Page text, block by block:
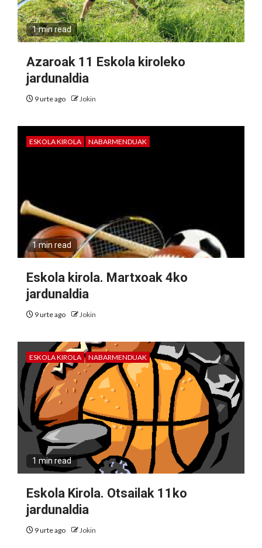
1 min read
Azaroak 11 Eskola kiroleko
jardunaldia
9 urte ago Jokin
ESKOLA KIROLA NABARMENDUAK
1 min read
Eskola kirola. Martxoak 4ko
jardunaldia
9 urte ago Jokin
ESKOLA KIROLA NABARMENDUAK
1 min read
Eskola Kirola. Otsailak 11ko
jardunaldia
9 urte ago Jokin